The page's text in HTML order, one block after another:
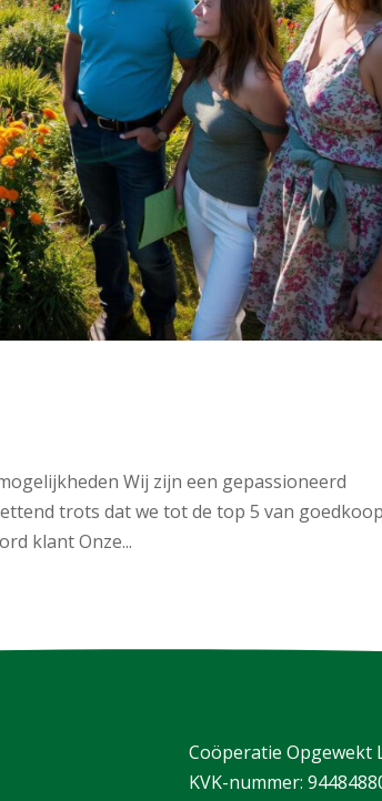
Wij zijn een gepassioneerd
trots dat we tot de top 5 van
klant Onze...
Coöperatie Opgewekt
KVK-nummer: